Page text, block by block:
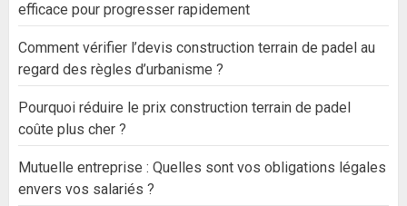
efficace pour progresser rapidement
Comment vérifier l’devis construction terrain de padel au
regard des règles d’urbanisme ?
Pourquoi réduire le prix construction terrain de padel
coûte plus cher ?
Mutuelle entreprise : Quelles sont vos obligations légales
envers vos salariés ?